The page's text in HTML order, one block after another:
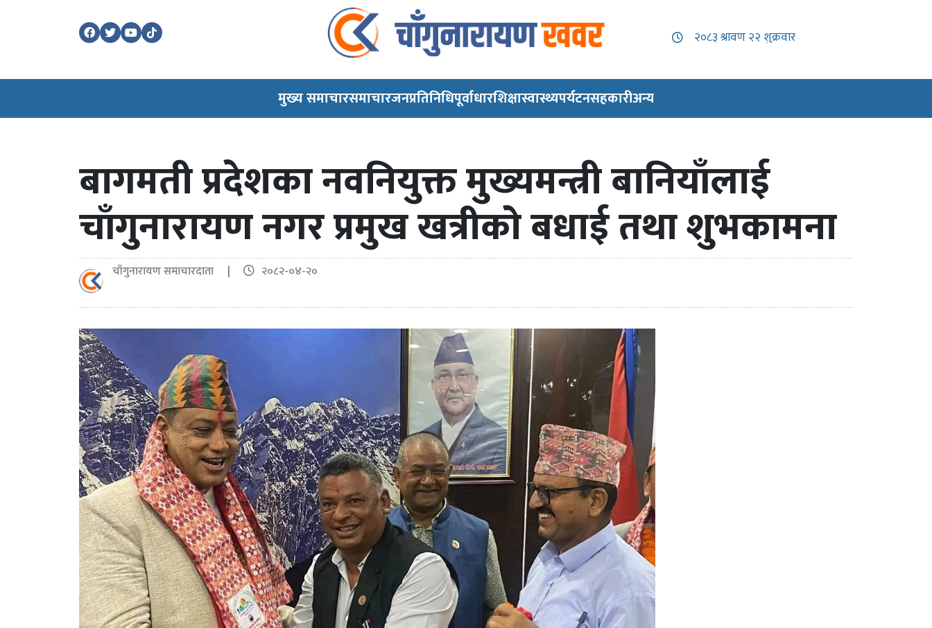
मुख्य समाचारसमाचारजनप्रतिनिधिपूर्वाधारशिक्षास्वास्थ्यपर्यटनसहकारीअन्य
बागमती प्रदेशका नवनियुक्त मुख्यमन्त्री बानियाँलाई
चाँगुनारायण नगर प्रमुख खत्रीको बधाई तथा शुभकामना
चाँगुनारायण समाचारदाता | २०८२-०४-२०